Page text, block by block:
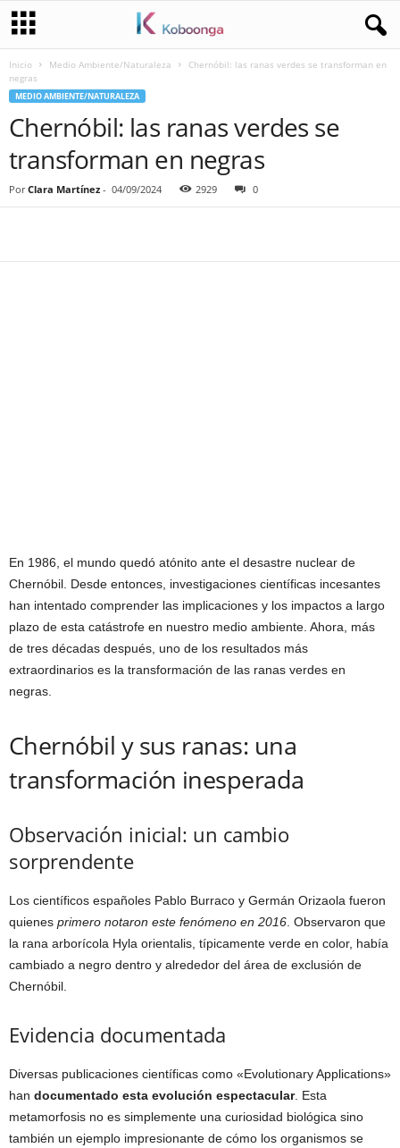
Inicio Medio Ambiente/Naturaleza
Chernóbil: las ranas verdes se transforman en
negras
MEDIO AMBIENTE/NATURALEZA
Chernóbil: las ranas verdes se
transforman en negras
Por Clara Martínez - 04/09/2024 2929 0
En 1986, el mundo quedó atónito ante el desastre nuclear de
Chernóbil. Desde entonces, investigaciones científicas incesantes
han intentado comprender las implicaciones y los impactos a largo
plazo de esta catástrofe en nuestro medio ambiente. Ahora, más
de tres décadas después, uno de los resultados más
extraordinarios es la transformación de las ranas verdes en
negras.
Chernóbil y sus ranas: una
transformación inesperada
Observación inicial: un cambio
sorprendente
Los científicos españoles Pablo Burraco y Germán Orizaola fueron
quienes primero notaron este fenómeno en 2016 . Observaron que
la rana arborícola Hyla orientalis, típicamente verde en color, había
cambiado a negro dentro y alrededor del área de exclusión de
Chernóbil.
Evidencia documentada
Diversas publicaciones científicas como «Evolutionary Applications»
han documentado esta evolución espectacular. Esta
metamorfosis no es simplemente una curiosidad biológica sino
también un ejemplo impresionante de cómo los organismos se